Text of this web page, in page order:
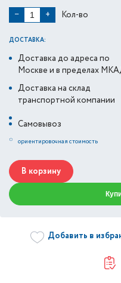
− + Кол-во
ДОСТАВКА:
Доставка до адреса по
Москве и в пределах
Доставка на склад
транспортной компании
Самовывоз
* ориентировочная стоимость
В корзину
Добавить в